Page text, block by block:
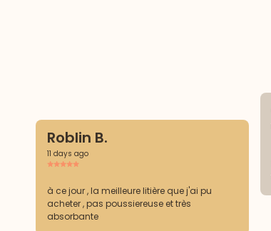
Roblin B.
11 days ago
à ce jour , la meilleure litière que j'ai pu
acheter , pas poussiereuse et très
absorbante